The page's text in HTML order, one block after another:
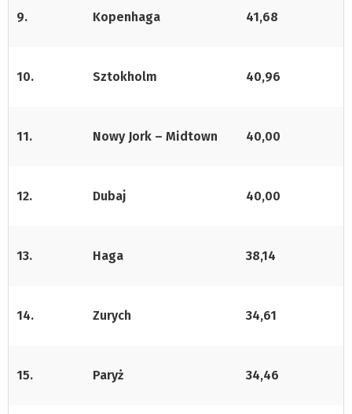
9. Kopenhaga 41,68
10. Sztokholm 40,96
11. Nowy Jork – Midtown 40,00
12. Dubaj 40,00
13. Haga 38,14
14. Zurych 34,61
15. Paryż 34,46